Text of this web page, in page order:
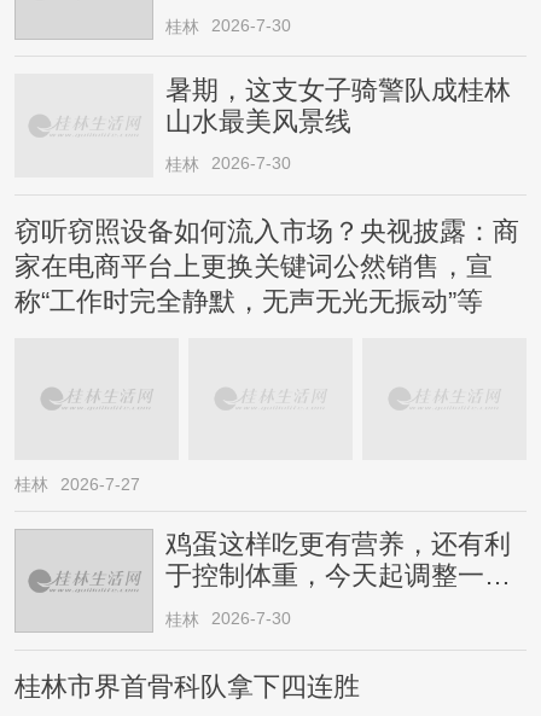
桂林 2026-7-30
暑期，这支女子骑警队成桂林
山水最美风景线
桂林 2026-7-30
窃听窃照设备如何流入市场？央视披露：商
家在电商平台上更换关键词公然销售，宣
称“工作时完全静默，无声无光无振动”等
桂林 2026-7-27
鸡蛋这样吃更有营养，还有利
于控制体重，今天起调整一下
→
桂林 2026-7-30
桂林市界首骨科队拿下四连胜